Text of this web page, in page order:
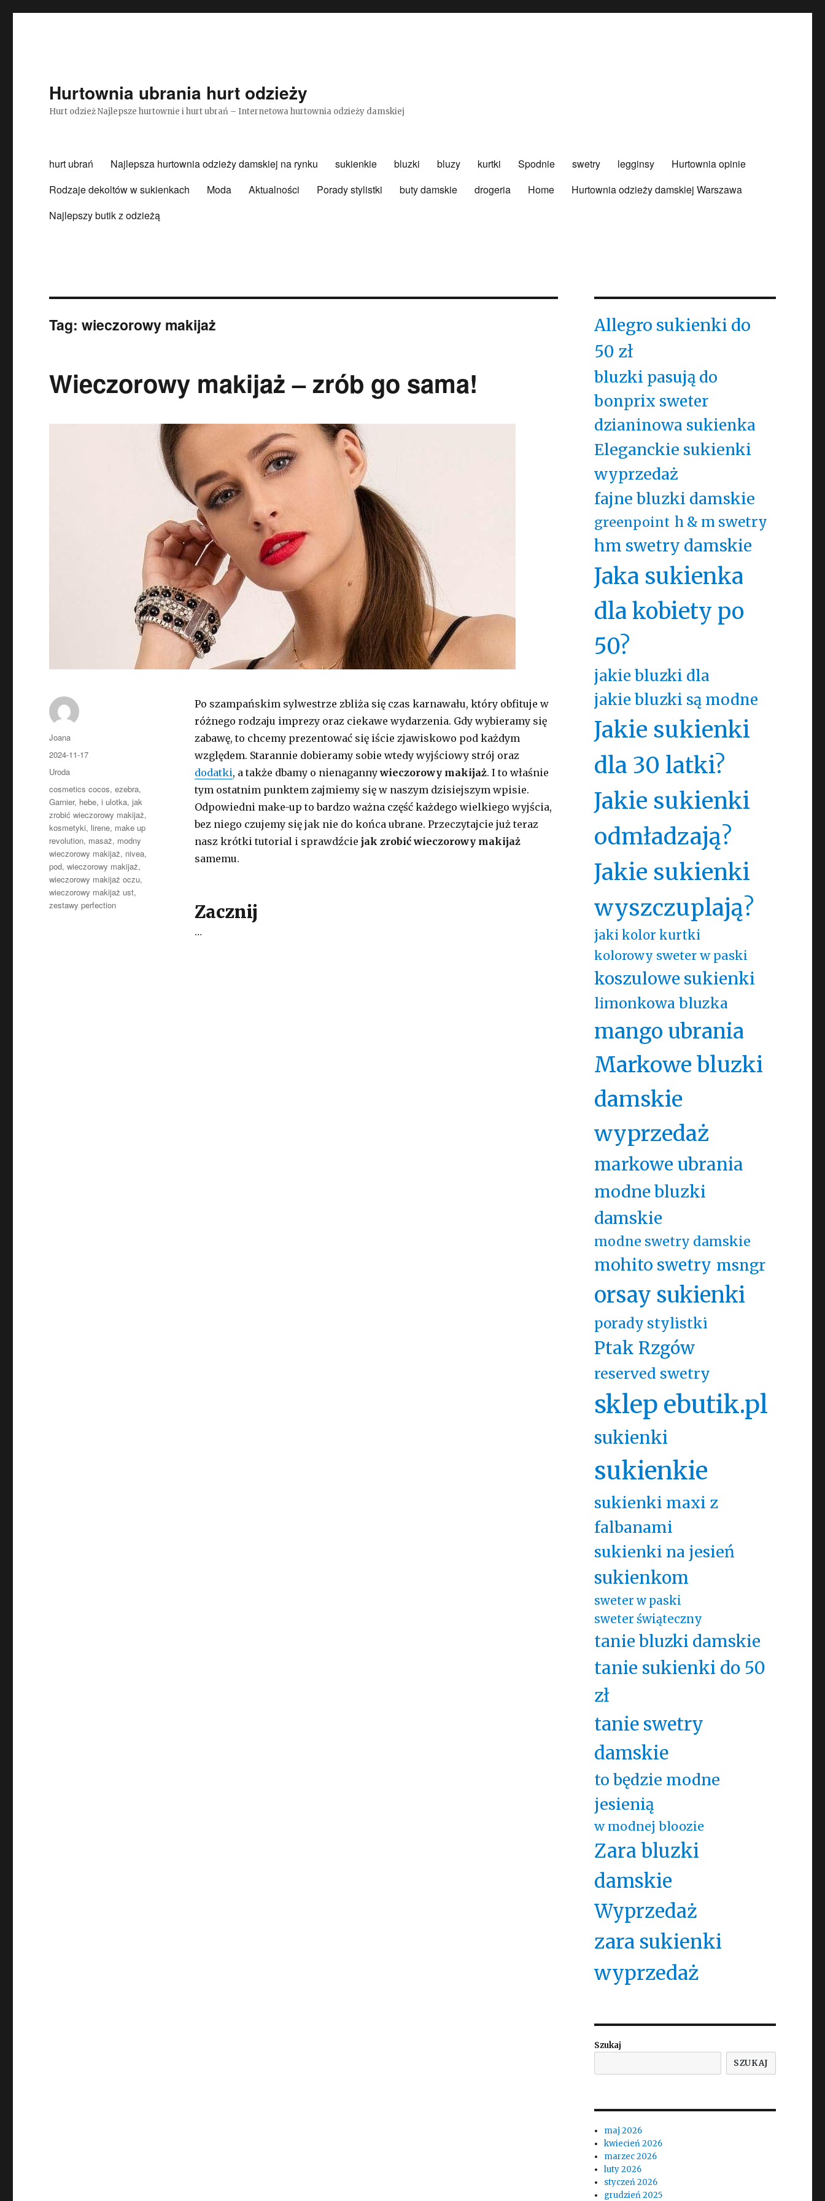
Hurtownia ubrania hurt odzieży
Hurt odzież Najlepsze hurtownie i hurt ubrań – Internetowa hurtownia odzieży damskiej
hurt ubrań Najlepsza hurtownia odzieży damskiej na rynku sukienkie bluzki bluzy kurtki Spodnie swetry legginsy
Hurtownia opinie
Rodzaje dekoltów w sukienkach
Moda Aktualności Porady stylistki buty damskie drogeria Home
Hurtownia odzieży damskiej Warszawa
Najlepszy butik z odzieżą
Tag:wieczorowy makijaż
Wieczorowy makijaż – zrób go sama!
Po szampańskim sylwestrze zbliża się czas karnawału, który obfituje w
różnego rodzaju imprezy oraz ciekawe wydarzenia. Gdy wybieramy się
zabawę, to chcemy prezentować się iście zjawiskowo pod każdym
względem. Starannie dobieramy sobie wtedy wyjściowy strój oraz
dodatki, a także dbamy o nienagannywieczorowy makijaż. I to właśnie
tym ostatnim punktem zajmiemy się w naszym dzisiejszym wpisie.
Odpowiedni make-up to bardzo ważna część każdego wielkiego wyjścia,
bez niego czujemy się jak nie do końca ubrane. Przeczytajcie już teraz
nasz krótki tutorial i sprawdźcie jak zrobić wieczorowy makijaż
samemu.
Zacznij
…
Autor
Joana
Opublikowano
2024-11-17
Kategorie
Uroda
Tagi
cosmetics cocos,ezebra,
Garnier, hebe,i ulotka,jak
zrobić wieczorowy makijaż,
kosmetyki, lirene, make up
revolution, masaż, modny
wieczorowy makijaż, nivea,
pod,wieczorowy makijaż,
wieczorowy makijaż oczu,
wieczorowy makijaż ust,
zestawy perfection
Allegro sukienki do
50 zł
bluzki pasują do
bonprix sweter
dzianinowa sukienka
Eleganckie sukienki
wyprzedaż
fajne bluzki damskie
greenpoint h & m swetry
hm swetry damskie
Jaka sukienka
dla kobiety po
50?
jakie bluzki dla
jakie bluzki są modne
Jakie sukienki
dla 30 latki?
Jakie sukienki
odmładzają?
Jakie sukienki
wyszczuplają?
jaki kolor kurtki
kolorowy sweter w paski
koszulowe sukienki
limonkowa bluzka
mango ubrania
Markowe bluzki
damskie
wyprzedaż
markowe ubrania
modne bluzki
damskie
modne swetry damskie
mohito swetry msngr
orsay sukienki
porady stylistki
Ptak Rzgów
reserved swetry
sklep ebutik.pl
sukienki
sukienkie
sukienki maxi z
falbanami
sukienki na jesień
sukienkom
sweter w paski
sweter świąteczny
tanie bluzki damskie
tanie sukienki do 50
zł
tanie swetry
damskie
to będzie modne
jesienią
w modnej bloozie
Zara bluzki
damskie
Wyprzedaż
zara sukienki
wyprzedaż
Szukaj
SZUKAJ
maj 2026
kwiecień 2026
marzec 2026
luty 2026
styczeń 2026
grudzień 2025